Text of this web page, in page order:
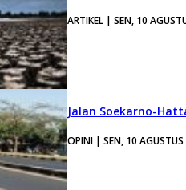
ARTIKEL | SEN, 10
Jalan Soekarno-
OPINI | SEN, 10